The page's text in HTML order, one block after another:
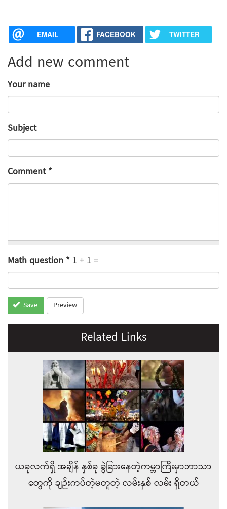
EMAIL FACEBOOK TWITTER
Add new comment
Your name
Subject
Comment*
Math question* 1 + 1 =
Save Preview
Related Links
ယခုလက်ရှိ အချိန် နှစ်ခု ခွဲခြားနေတဲ့ကမ္ဘာကြီးမှာဘာသာ
တွေကို ချဉ်းကပ်တဲ့မတူတဲ့ လမ်းနှစ် လမ်း ရှိတယ်